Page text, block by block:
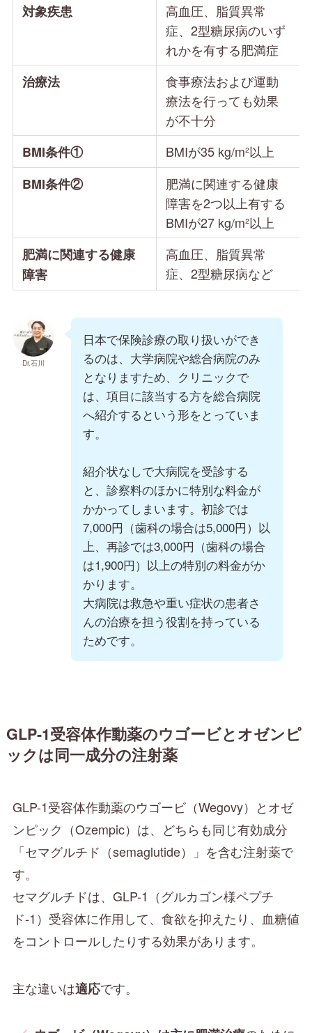
対象疾患
高血圧、脂質異常
症、2型糖尿病のいず
れかを有する肥満症
治療法
食事療法および運動
療法を行っても効果
が不十分
BMI条件①
BMIが35 kg/m²以上
BMI条件②
肥満に関連する健康
障害を2つ以上有する
BMIが27 kg/m²以上
肥満に関連する健康
障害
高血圧、脂質異常
症、2型糖尿病など
Dr.石川
日本で保険診療の取り扱いができ
るのは、大学病院や総合病院のみ
となりますため、クリニックで
は、項目に該当する方を総合病院
へ紹介するという形をとっていま
す。
紹介状なしで⼤病院を受診する
と、診察料のほかに特別な料⾦が
かかってしまいます。初診では
7,000円（⻭科の場合は5,000円）以
上、再診では3,000円（⻭科の場合
は1,900円）以上の特別の料⾦がか
かります。
⼤病院は救急や重い症状の患者さ
んの治療を担う役割を持っている
ためです。
GLP-1受容体作動薬のウゴービとオゼンピ
ックは同一成分の注射薬
GLP-1受容体作動薬のウゴービ（Wegovy）とオゼ
ンピック（Ozempic）は、どちらも同じ有効成分
「セマグルチド（semaglutide）」を含む注射薬で
す。
セマグルチドは、GLP-1（グルカゴン様ペプチ
ド-1）受容体に作用して、食欲を抑えたり、血糖値
をコントロールしたりする効果があります。
主な違いは適応です。